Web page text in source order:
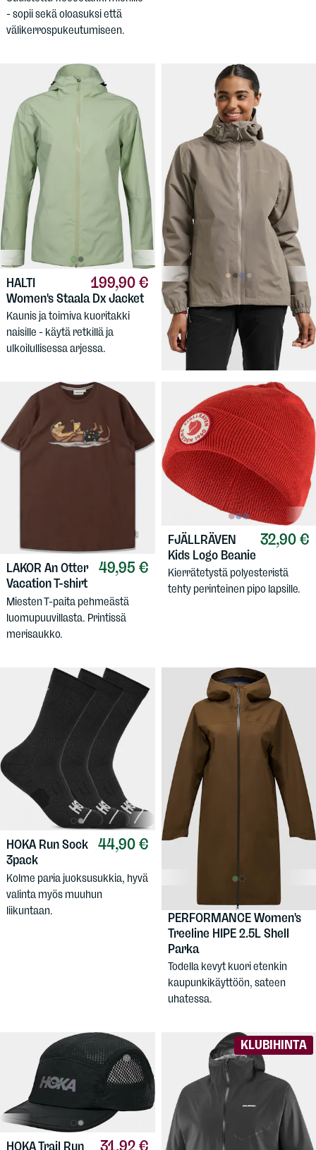
- sopii sekä oloasuksi että
välikerrospukeutumiseen.
199,90 €
HALTI
Women's Staala Dx Jacket
Kaunis ja toimiva kuoritakki
naisille - käytä retkillä ja
ulkoilullisessa arjessa.
119,90 €
DIDRIKSONS
Women's Varja 2 Jacket
Siisti ja säältä suojaava
välikausitakki naisille.
49,95 €
LAKOR An Otter
Vacation T-shirt
Miesten T-paita pehmeästä
luomupuuvillasta. Printissä
merisaukko.
32,90 €
FJÄLLRÄVEN
Kids Logo Beanie
Kierrätetystä polyesteristä
tehty perinteinen pipo lapsille.
44,90 €
HOKARun Sock
3pack
Kolme paria juoksusukkia, hyvä
valinta myös muuhun
liikuntaan.
279,90 €
PERFORMANCEWomen's
Treeline HIPE 2.5L Shell
Parka
Todella kevyt kuori etenkin
kaupunkikäyttöön, sateen
uhatessa.
HOKATrail Run
KLUBIHINTA